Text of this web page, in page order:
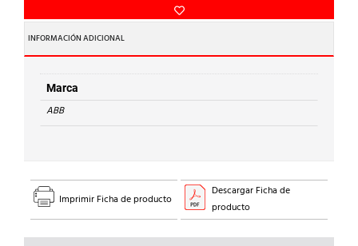
HORARIO
AD1CO-
R-
30m
cantidad
INFORMACIÓN ADICIONAL
Marca
ABB
Imprimir Ficha de producto
Descargar Ficha de
producto